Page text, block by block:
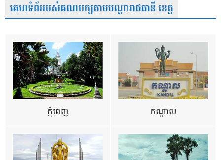
គេហទំព័ររបស់គណបក្សតាមបណ្តារាជធានី ខេត្ត
ភ្នំពេញ កណ្តាល